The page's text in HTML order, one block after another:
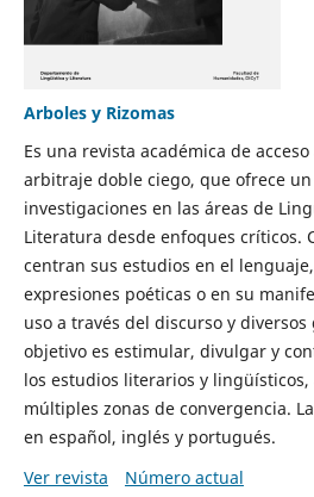
Arboles y Rizomas
Es una revista académica de
arbitraje doble ciego, que ofrece
investigaciones en las áreas de
Literatura desde enfoques críticos.
centran sus estudios en el
expresiones poéticas o en su
uso a través del discurso y
objetivo es estimular, divulgar y
los estudios literarios y lingüísticos,
múltiples zonas de convergencia.
en español, inglés y portugués.
Ver revista
Número actual